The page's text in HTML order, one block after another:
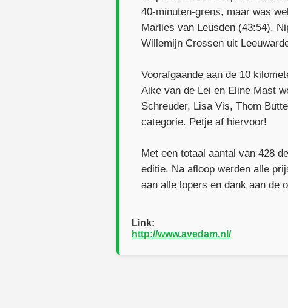
40-minuten-grens, maar was
Marlies van Leusden (43:54).
Willemijn Crossen uit
Voorafgaande aan de 10
Aike van de Lei en Eline Mast
Schreuder, Lisa Vis, Thom
categorie. Petje af hiervoor!
Met een totaal aantal van 428
editie. Na afloop werden alle
aan alle lopers en dank aan de
Link:
http://www.avedam.nl/